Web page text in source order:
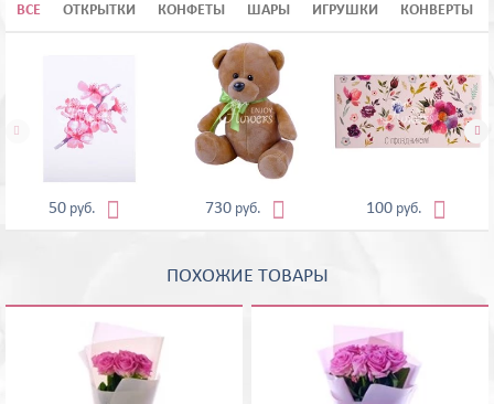
ВСЕ ОТКРЫТКИ КОНФЕТЫ ШАРЫ ИГРУШКИ КОНВЕРТЫ
50 руб.  730 руб.  100 руб. 
 
ПОХОЖИЕ ТОВАРЫ